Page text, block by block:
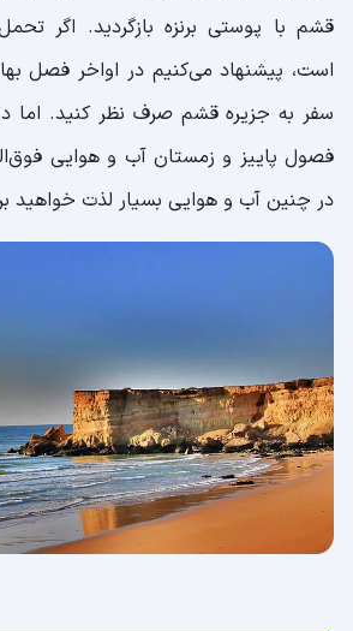
غار نمکدان قشم | راهنمای
مجموعه غار های خربس
دره معروف به ستارگان قشم
فارس
معروف ترین سوغات قشم کدامند؟
گشت جزیره هنگام قشم
گشت جزیره هرمز قشم
جاهای دیدنی جزیره هرمز کدامند؟
دره مجسمه‌های هرمز
قلعه پرتغالی‌ها یکی از
قشم با پوستی برنزه بازگردید. اگر
است، پیشنهاد می‌کنیم در اواخر فصل
سفر به جزیره قشم صرف نظر کنید. اما
فصول پاییز و زمستان آب و هوایی
در چنین آب و هوایی بسیار لذت خواهید